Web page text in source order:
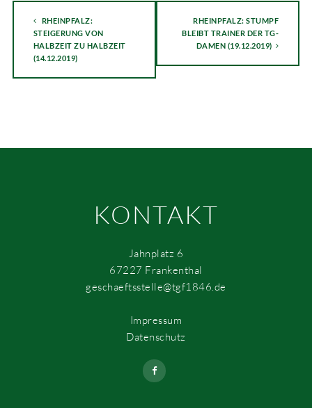
RHEINPFALZ:
STEIGERUNG VON
HALBZEIT ZU HALBZEIT
(14.12.2019)
RHEINPFALZ: STUMPF
BLEIBT TRAINER DER TG-
DAMEN (19.12.2019)
KONTAKT
Jahnplatz 6
67227 Frankenthal
geschaeftsstelle@tgf1846.de
Impressum
Datenschutz